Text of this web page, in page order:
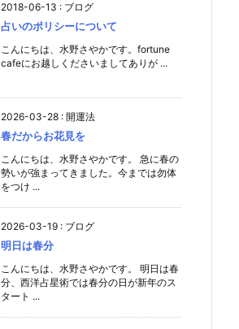
2018-06-13 : ブログ
占いのポリシーについて
こんにちは、水野さやかです。fortune
cafeにお越しくださいましてありが ...
2026-03-28 : 開運法
春だからお花見を
こんにちは、水野さやかです。 急に春の
勢いが強まってきました。今までは勿体
をつけ ...
2026-03-19 : ブログ
明日は春分
こんにちは、水野さやかです。 明日は春
分、西洋占星術では春分の日が新年のス
タート ...